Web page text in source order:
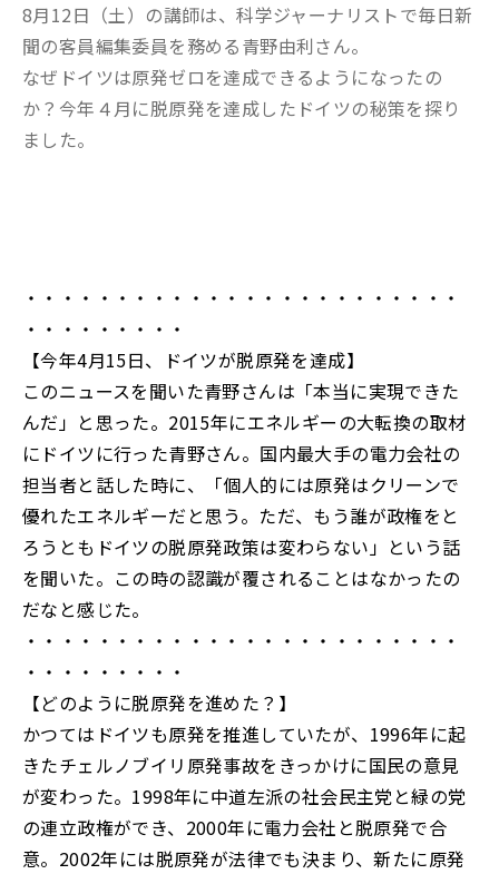
8月12日（土）の講師は、科学ジャーナリストで毎日新
聞の客員編集委員を務める青野由利さん。
なぜドイツは原発ゼロを達成できるようになったの
か？今年４月に脱原発を達成したドイツの秘策を探り
ました。
・・・・・・・・・・・・・・・・・・・・・・・・
・・・・・・・・・
【今年4月15日、ドイツが脱原発を達成】
このニュースを聞いた青野さんは「本当に実現できた
んだ」と思った。2015年にエネルギーの大転換の取材
にドイツに行った青野さん。国内最大手の電力会社の
担当者と話した時に、「個人的には原発はクリーンで
優れたエネルギーだと思う。ただ、もう誰が政権をと
ろうともドイツの脱原発政策は変わらない」という話
を聞いた。この時の認識が覆されることはなかったの
だなと感じた。
・・・・・・・・・・・・・・・・・・・・・・・・
・・・・・・・・・
【どのように脱原発を進めた？】
かつてはドイツも原発を推進していたが、1996年に起
きたチェルノブイリ原発事故をきっかけに国民の意見
が変わった。1998年に中道左派の社会民主党と緑の党
の連立政権ができ、2000年に電力会社と脱原発で合
意。2002年には脱原発が法律でも決まり、新たに原発